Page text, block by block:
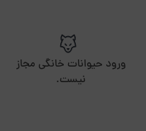
ورود حیوانات خانگی مجاز
نیست.